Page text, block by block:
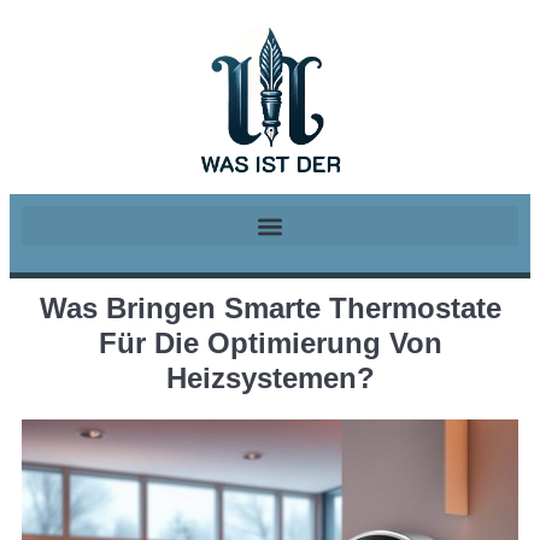
Was Bringen Smarte Thermostate
Für Die Optimierung Von
Heizsystemen?